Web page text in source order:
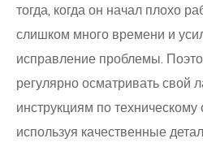
тогда, когда он начал плохо
слишком много времени и
исправление проблемы.
регулярно осматривать свой
инструкциям по
используя качественные